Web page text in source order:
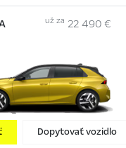
už za 22 490 €
Dopytovať vozidlo